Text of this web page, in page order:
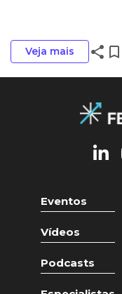
Veja mais share bookmark_border
Eventos
Vídeos
Podcasts